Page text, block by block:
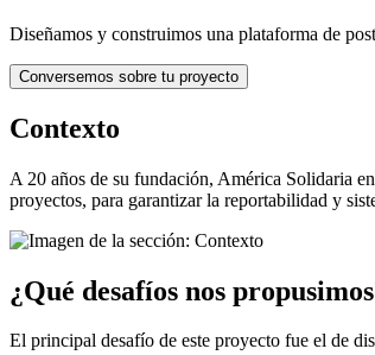
Diseñamos y construimos una plataforma de
Conversemos sobre tu proyecto
Contexto
A 20 años de su fundación, América Solidaria
proyectos, para garantizar la reportabilidad y
¿Qué desafíos nos
El principal desafío de este proyecto fue el de